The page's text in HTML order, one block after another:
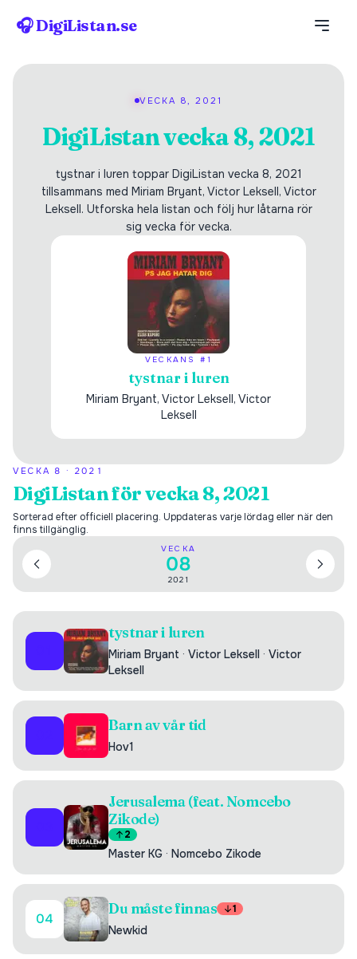
🎧 DigiListan.se
VECKA 8, 2021
DigiListan vecka 8, 2021
tystnar i luren toppar DigiListan vecka 8, 2021
tillsammans med Miriam Bryant, Victor Leksell, Victor
Leksell. Utforska hela listan och följ hur låtarna rör
sig vecka för vecka.
VECKANS #1
tystnar i luren
Miriam Bryant, Victor Leksell, Victor
Leksell
VECKA 8 · 2021
DigiListan för vecka 8, 2021
Sorterad efter officiell placering. Uppdateras varje lördag eller när den
finns tillgänglig.
VECKA
08
2021
tystnar i luren
Miriam Bryant · Victor Leksell · Victor
Leksell
Barn av vår tid
Hov1
Jerusalema (feat. Nomcebo
Zikode)
2
Master KG · Nomcebo Zikode
04
Du måste finnas 1
Newkid